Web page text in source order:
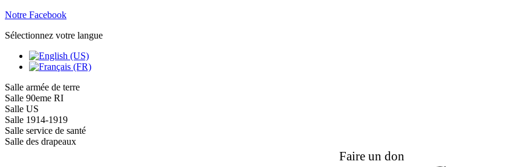
Notre Facebook
Sélectionnez votre langue
Salle armée de terre
Salle 90eme RI
Salle US
Salle 1914-1919
Salle service de santé
Salle des drapeaux
Faire un don